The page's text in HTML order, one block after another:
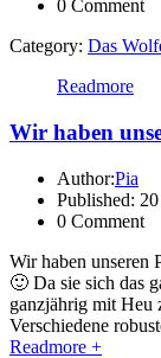
0 Comment
Category: Das
Readmore
Wir haben
Author:Pia
Published:
0 Comment
Wir haben unseren
🙂 Da sie sich das
ganzjährig mit Heu
Verschiedene
Readmore +